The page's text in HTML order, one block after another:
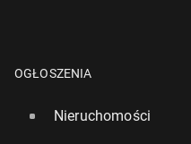
OGŁOSZENIA
Nieruchomości